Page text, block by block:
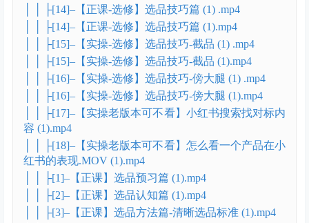
│ │ ├[14]–【正课-选修】选品技巧篇 (1) .mp4
│ │ ├[14]–【正课-选修】选品技巧篇 (1).mp4
│ │ ├[15]–【实操-选修】选品技巧-截品 (1) .mp4
│ │ ├[15]–【实操-选修】选品技巧-截品 (1).mp4
│ │ ├[16]–【实操-选修】选品技巧-傍大腿 (1) .mp4
│ │ ├[16]–【实操-选修】选品技巧-傍大腿 (1).mp4
│ │ ├[17]–【实操老版本可不看】小红书搜索找对标内
容 (1).mp4
│ │ ├[18]–【实操老版本可不看】怎么看一个产品在小
红书的表现.MOV (1).mp4
│ │ ├[1]–【正课】选品预习篇 (1).mp4
│ │ ├[2]–【正课】选品认知篇 (1).mp4
│ │ ├[3]–【正课】选品方法篇-清晰选品标准 (1).mp4